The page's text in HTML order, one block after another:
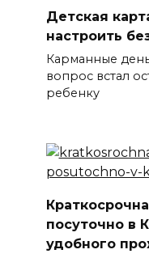
Детская
настроить
Карманные
вопрос встал
ребенку
посуточно в
удобного